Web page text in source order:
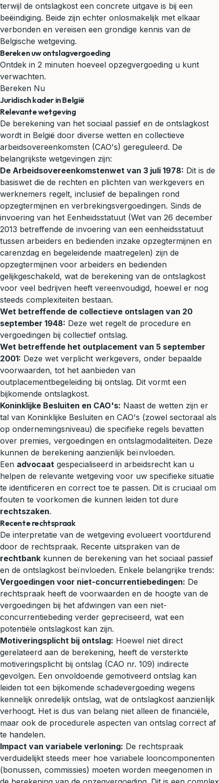
terwijl de ontslagkost een concrete uitgave is bij een
beëindiging. Beide zijn echter onlosmakelijk met elkaar
verbonden en vereisen een grondige kennis van de
Belgische wetgeving.
Bereken uw ontslagvergoeding
Ontdek in 2 minuten hoeveel opzegvergoeding u kunt
verwachten.
Bereken Nu
Juridisch kader in België
Relevante wetgeving
De berekening van het sociaal passief en de ontslagkost
wordt in België door diverse wetten en collectieve
arbeidsovereenkomsten (CAO's) gereguleerd. De
belangrijkste wetgevingen zijn:
De Arbeidsovereenkomstenwet van 3 juli 1978: Dit is de
basiswet die de rechten en plichten van werkgevers en
werknemers regelt, inclusief de bepalingen rond
opzegtermijnen en verbrekingsvergoedingen. Sinds de
invoering van het Eenheidsstatuut (Wet van 26 december
2013 betreffende de invoering van een eenheidsstatuut
tussen arbeiders en bedienden inzake opzegtermijnen en
carenzdag en begeleidende maatregelen) zijn de
opzegtermijnen voor arbeiders en bedienden
gelijkgeschakeld, wat de berekening van de ontslagkost
voor veel bedrijven heeft vereenvoudigd, hoewel er nog
steeds complexiteiten bestaan.
Wet betreffende de collectieve ontslagen van 20
september 1948: Deze wet regelt de procedure en
vergoedingen bij collectief ontslag.
Wet betreffende het outplacement van 5 september
2001: Deze wet verplicht werkgevers, onder bepaalde
voorwaarden, tot het aanbieden van
outplacementbegeleiding bij ontslag. Dit vormt een
bijkomende ontslagkost.
Koninklijke Besluiten en CAO's: Naast de wetten zijn er
tal van Koninklijke Besluiten en CAO's (zowel sectoraal als
op ondernemingsniveau) die specifieke regels bevatten
over premies, vergoedingen en ontslagmodaliteiten. Deze
kunnen de berekening aanzienlijk beïnvloeden.
Een advocaat gespecialiseerd in arbeidsrecht kan u
helpen de relevante wetgeving voor uw specifieke situatie
te identificeren en correct toe te passen. Dit is cruciaal om
fouten te voorkomen die kunnen leiden tot dure
rechtszaken.
Recente rechtspraak
De interpretatie van de wetgeving evolueert voortdurend
door de rechtspraak. Recente uitspraken van de
rechtbank kunnen de berekening van het sociaal passief
en de ontslagkost beïnvloeden. Enkele belangrijke trends:
Vergoedingen voor niet-concurrentiebedingen: De
rechtspraak heeft de voorwaarden en de hoogte van de
vergoedingen bij het afdwingen van een niet-
concurrentiebeding verder gepreciseerd, wat een
potentiële ontslagkost kan zijn.
Motiveringsplicht bij ontslag: Hoewel niet direct
gerelateerd aan de berekening, heeft de versterkte
motiveringsplicht bij ontslag (CAO nr. 109) indirecte
gevolgen. Een onvoldoende gemotiveerd ontslag kan
leiden tot een bijkomende schadevergoeding wegens
kennelijk onredelijk ontslag, wat de ontslagkost aanzienlijk
verhoogt. Het is dus van belang niet alleen de financiële,
maar ook de procedurele aspecten van ontslag correct af
te handelen.
Impact van variabele verloning: De rechtspraak
verduidelijkt steeds meer hoe variabele looncomponenten
(bonussen, commissies) moeten worden meegenomen in